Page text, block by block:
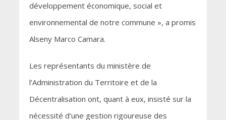
développement économique, social et
environnemental de notre commune », a promis
Alseny Marco Camara.
Les représentants du ministère de
l’Administration du Territoire et de la
Décentralisation ont, quant à eux, insisté sur la
nécessité d’une gestion rigoureuse des